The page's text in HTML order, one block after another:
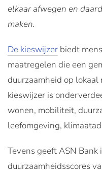
elkaar afwegen en
maken.
De kieswijzer biedt
maatregelen die een
duurzaamheid op lokaal
kieswijzer is
wonen, mobiliteit,
leefomgeving,
Tevens geeft ASN
duurzaamheidsscores